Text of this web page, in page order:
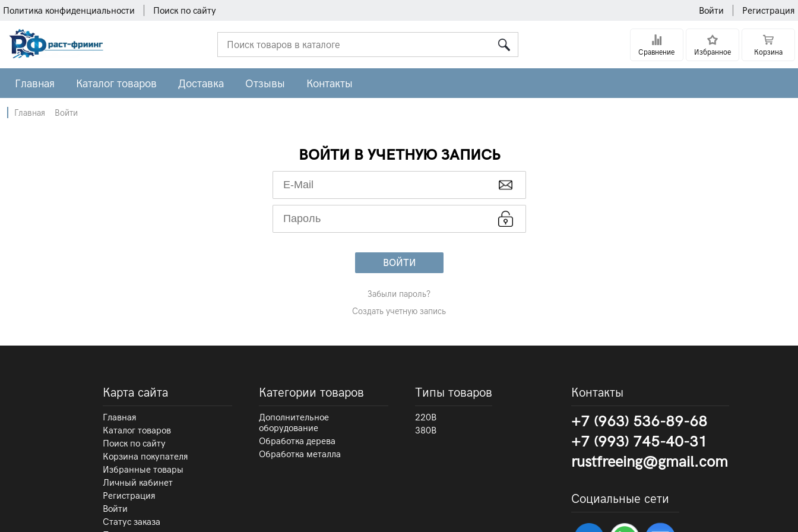
Политика конфиденциальности Поиск по сайту Войти Регистрация
Сравнение Избранное Корзина
Главная Каталог товаров Доставка Отзывы Контакты
Главная Войти
ВОЙТИ В УЧЕТНУЮ ЗАПИСЬ
Забыли пароль?
Создать учетную запись
Карта сайта
Главная
Каталог товаров
Поиск по сайту
Корзина покупателя
Избранные товары
Личный кабинет
Регистрация
Войти
Статус заказа
Категории товаров
Дополнительное
оборудование
Обработка дерева
Обработка металла
Типы товаров
220В
380В
Контакты
+7 (963) 536-89-68
+7 (993) 745-40-31
rustfreeing@gmail.com
Социальные сети